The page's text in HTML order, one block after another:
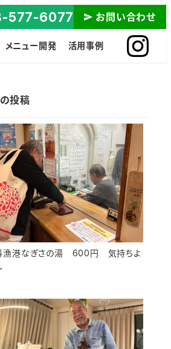
577-6077 お問い合わせ
メニュー開発 活用事例
投稿
漁港なぎさの湯 600円 気持ちよ